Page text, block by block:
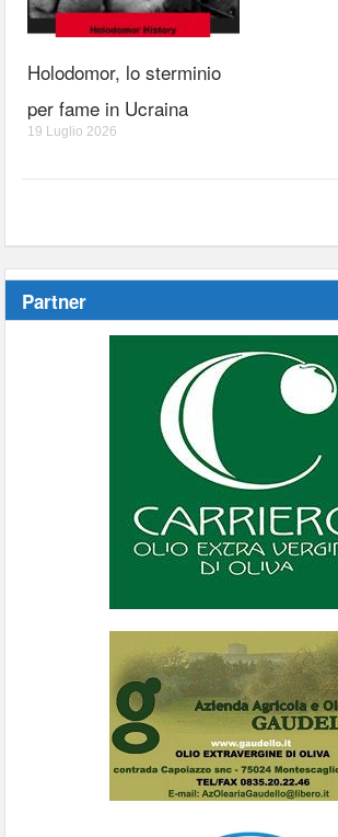
Holodomor, lo sterminio
per fame in Ucraina
19 Luglio 2026
Partner